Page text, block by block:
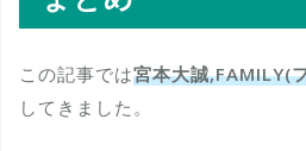
この記事では宮本大誠,FAMILY(
してきました。